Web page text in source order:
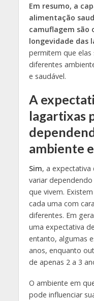
Em resumo, a
alimentação
camuflagem são
longevidade das
permitem que
diferentes
e saudável.
A
lagartixas
ambiente
Sim, a
variar
que vivem.
cada uma com
diferentes. Em
uma expectativa
entanto, algumas
anos, enquanto
de apenas 2 a 3
O ambiente em
pode influenciar